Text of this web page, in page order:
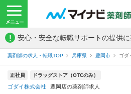
! 安心・安全な転職サポートの提供に
薬剤師の求人・転職TOP 兵庫県 豊岡市 ゴダ
正社員 ドラッグストア（OTCのみ）
ゴダイ株式会社 豊岡店の薬剤師求人